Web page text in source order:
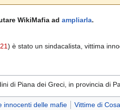
WikiMafia ad ampliarla.
) è stato un sindacalista, vittima
di Piana dei Greci, in provincia di
innocenti delle mafie Vittime di